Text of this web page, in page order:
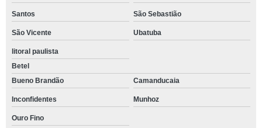
Santos São Sebastião
São Vicente Ubatuba
litoral paulista
Betel
Bueno Brandão
Camanducaia
Inconfidentes Munhoz
Ouro Fino